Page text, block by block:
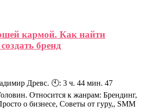
кармой. Как найти
бренд
Древс. 🕙: 3 ч. 44 мин. 47
Относится к жанрам: Брендинг,
о бизнесе, Советы от гуру,, SMM